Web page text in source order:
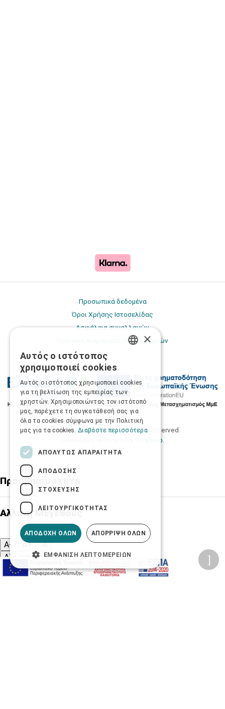
Προσωπικά δεδομένα
Όροι Χρήσης Ιστοσελίδας
Ασφάλεια συναλλαγών
Πολιτική Ασφάλειας Πληροφοριών
2026 © Δίγκας Γ. Ιατρικά. All rights reserved.
Totalweb
Προσβασιμότητα
Αλλαγή Μεγέθους
A- A+
A
Αλλαγή Γραμματοσειράς
Αλλαγή Χρώματος
×
Αυτός ο ιστότοπος
χρησιμοποιεί cookies
Αυτός ο ιστότοπος χρησιμοποιεί cookies
για τη βελτίωση της εμπειρίας των
χρηστών. Χρησιμοποιώντας τον ιστότοπό
μας, παρέχετε τη συγκατάθεσή σας για
όλα τα cookies σύμφωνα με την Πολιτική
μας για τα cookies. Διαβάστε περισσότερα
ΑΠΟΛΎΤΩΣ ΑΠΑΡΑΊΤΗΤΑ
ΑΠΌΔΟΣΗΣ
ΣΤΌΧΕΥΣΗΣ
ΛΕΙΤΟΥΡΓΙΚΌΤΗΤΑΣ
ΑΠΟΔΟΧΉ ΌΛΩΝ ΑΠΌΡΡΙΨΗ ΌΛΩΝ
ΕΜΦΆΝΙΣΗ ΛΕΠΤΟΜΕΡΕΙΏΝ